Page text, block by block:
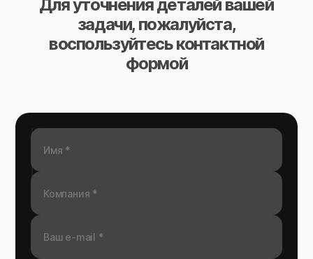
Для уточнения деталей вашей
задачи, пожалуйста,
воспользуйтесь контактной
формой